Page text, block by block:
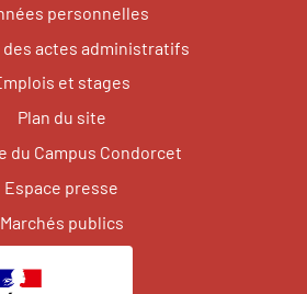
personnelles
actes administratifs
et stages
Plan du site
du Campus Condorcet
Espace presse
Marchés publics